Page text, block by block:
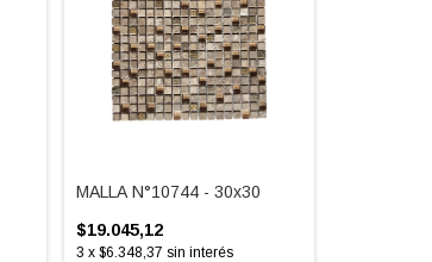
MALLA N°10744 - 30x30
$19.045,12
3 x $6.348,37 sin interés